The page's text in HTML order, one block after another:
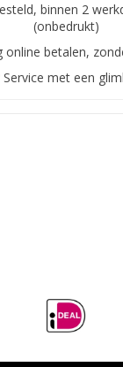
binnen 2
(onbedrukt)
online betalen,
Service met een